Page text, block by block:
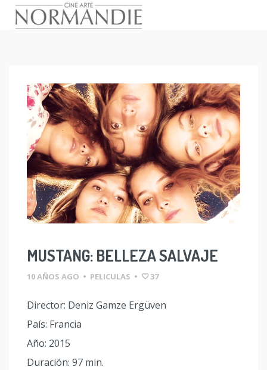
MUSTANG: BELLEZA SALVAJE
10 AÑOS AGO • PELICULAS • 37
Director: Deniz Gamze Ergüven
País: Francia
Año: 2015
Duración: 97 min.